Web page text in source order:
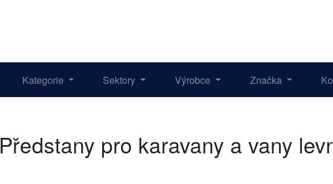
Kategorie Sektory Výrobce Značka
Předstany pro karavany a vany